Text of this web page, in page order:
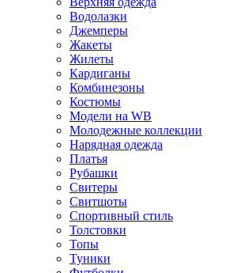
Водолазки
Джемперы
Жакеты
Жилеты
Кардиганы
Комбинезоны
Костюмы
Модели на WB
Молодежные коллекции
Нарядная одежда
Платья
Рубашки
Свитеры
Свитшоты
Спортивный стиль
Толстовки
Топы
Туники